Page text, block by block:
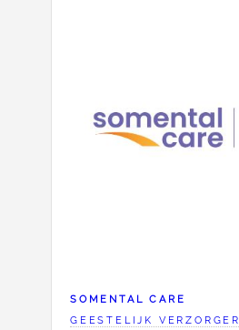
SOMENTAL CARE
GEESTELIJK VERZORGER